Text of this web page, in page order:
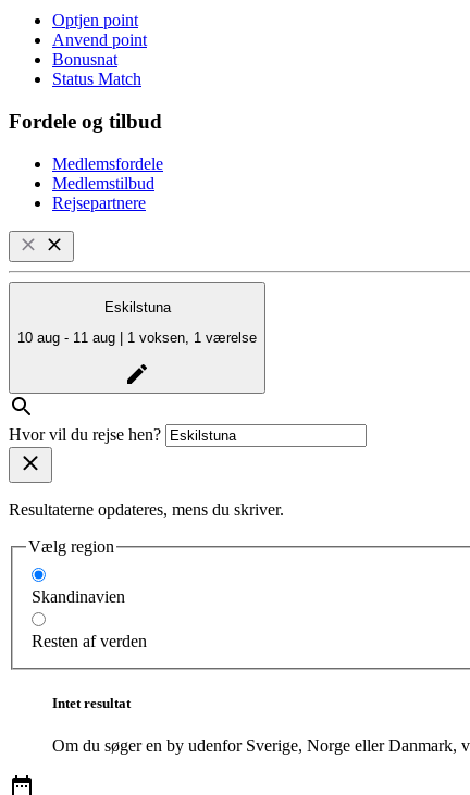
Optjen point
Anvend point
Bonusnat
Status Match
Fordele og tilbud
Medlemsfordele
Medlemstilbud
Rejsepartnere
Eskilstuna
10 aug - 11 aug | 1 voksen, 1 værelse
Hvor vil du rejse hen?
Resultaterne opdateres, mens du skriver.
Vælg region
Skandinavien
Resten af verden
Intet resultat
Om du søger en by udenfor Sverige, Norge eller Danmark,